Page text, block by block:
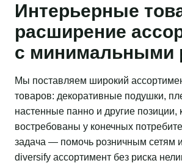
Интерьерные
расширение
с минимальными
Мы поставляем широкий
товаров: декоративные подушки,
настенные панно и другие позиции,
востребованы у конечных
задача — помочь розничным сетям
diversify ассортимент без риска